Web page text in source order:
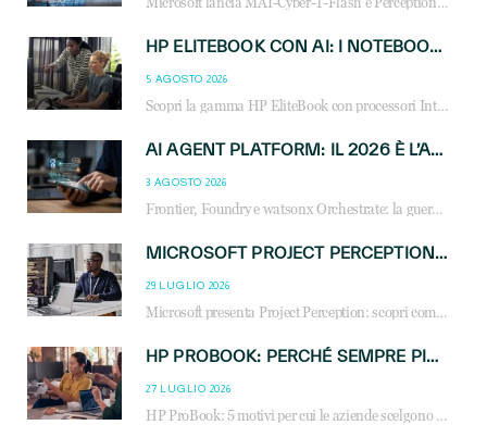
HP ELITEBOOK CON AI: I NOTEBOOK BUSINESS INTELLIGENTI CHE TRASFORMANO PRODUTTIVITÀ, SICUREZZA E LAVORO IBRIDO
5 AGOSTO 2026
Scopri la gamma HP EliteBook con processori Intel® Core™ Ultra e AMD Ryzen™ AI. Notebook business progettati per aumentare la produttività, migliorare la collaborazione e garantire sicurezza avanzata in ufficio e in mobilità.
AI AGENT PLATFORM: IL 2026 È L’ANNO DEL «SISTEMA OPERATIVO» PER GLI AGENTI AZIENDALI
3 AGOSTO 2026
Frontier, Foundry e watsonx Orchestrate: la guerra delle piattaforme AI agent ridisegna il mercato IT. Cosa cambia per reseller, MSP e system integrator.
MICROSOFT PROJECT PERCEPTION: COME GLI AGENTI AI CAMBIERANNO SOC, CYBERSECURITY E SERVIZI MSP
29 LUGLIO 2026
Microsoft presenta Project Perception: scopri come gli agenti AI possono trasformare cybersecurity, SOC e servizi gestiti degli MSP.
HP PROBOOK: PERCHÉ SEMPRE PIÙ AZIENDE SCELGONO NOTEBOOK PROGETTATI PER IL LAVORO MODERNO
27 LUGLIO 2026
HP ProBook: 5 motivi per cui le aziende scelgono i notebook business HP per migliorare produttività, sicurezza e gestione dell’AI.